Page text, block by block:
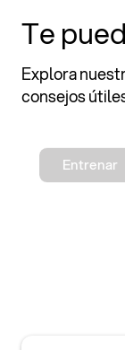
Te
Explora
consejos
Entrenar